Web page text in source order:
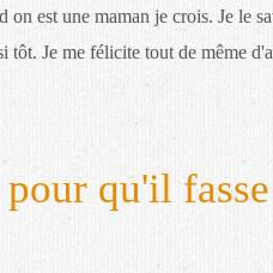
on est une maman je crois. Je le
tôt. Je me félicite tout de même
qu'il